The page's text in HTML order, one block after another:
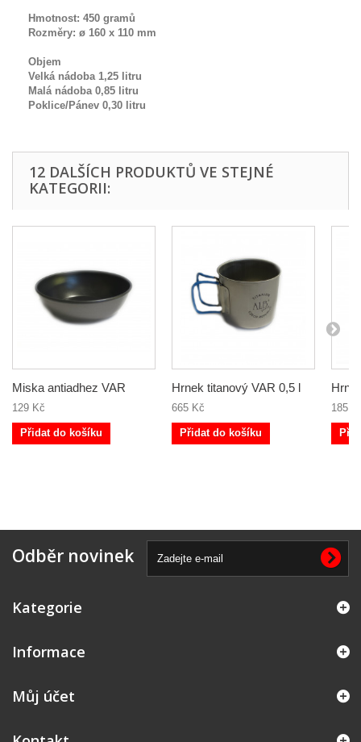
Hmotnost: 450 gramů
Rozměry: ø 160 x 110 mm
Objem
Velká nádoba 1,25 litru
Malá nádoba 0,85 litru
Poklice/Pánev 0,30 litru
12 DALŠÍCH PRODUKTŮ VE STEJNÉ
KATEGORII:
Miska antiadhez VAR
129 Kč
Přidat do košíku
Hrnek titanový VAR 0,5 l
665 Kč
Přidat do košíku
185
Odběr novinek
Kategorie
Informace
Můj účet